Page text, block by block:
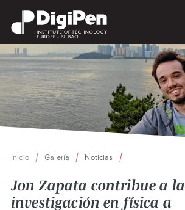
contenido
principal
Ruta
de
navegación
Inicio Galería Noticias
Jon Zapata contribue a la
investigación en física a